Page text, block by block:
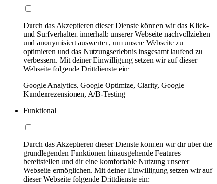
Durch das Akzeptieren dieser Dienste können wir das Klick-
und Surfverhalten innerhalb unserer Webseite nachvollziehen
und anonymisiert auswerten, um unsere Webseite zu
optimieren und das Nutzungserlebnis insgesamt laufend zu
verbessern. Mit deiner Einwilligung setzen wir auf dieser
Webseite folgende Drittdienste ein:
Google Analytics, Google Optimize, Clarity, Google
Kundenrezensionen, A/B-Testing
Funktional
Durch das Akzeptieren dieser Dienste können wir dir über die
grundlegenden Funktionen hinausgehende Features
bereitstellen und dir eine komfortable Nutzung unserer
Webseite ermöglichen. Mit deiner Einwilligung setzen wir auf
dieser Webseite folgende Drittdienste ein: